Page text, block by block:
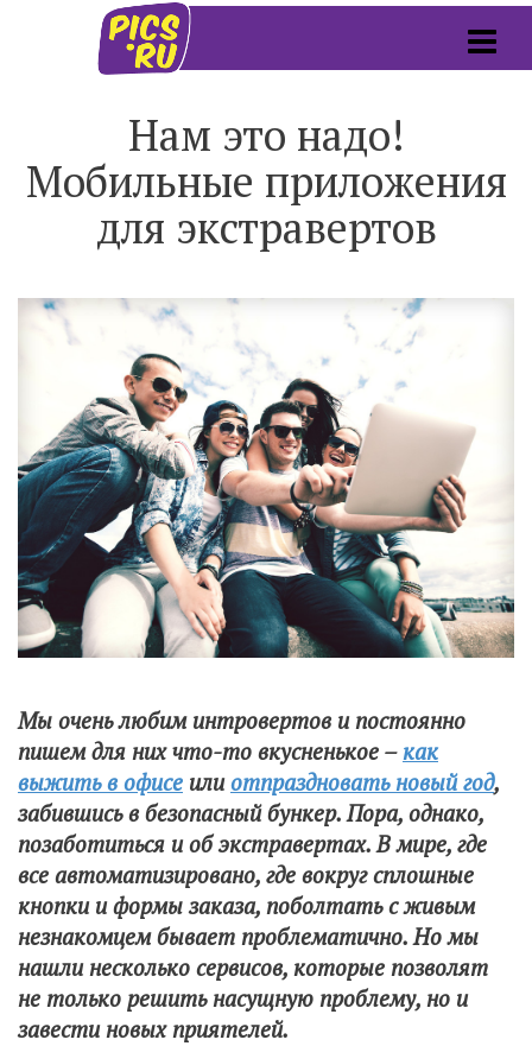
Нам это надо!
Мобильные приложения
для экстравертов
Мы очень любим интровертов и постоянно
пишем для них что-то вкусненькое –как
выжить в офисе илиотпраздновать новый год,
забившись в безопасный бункер. Пора, однако,
позаботиться и об экстравертах. В мире, где
все автоматизировано, где вокруг сплошные
кнопки и формы заказа, поболтать с живым
незнакомцем бывает проблематично. Но мы
нашли несколько сервисов, которые позволят
не только решить насущную проблему, но и
завести новых приятелей.